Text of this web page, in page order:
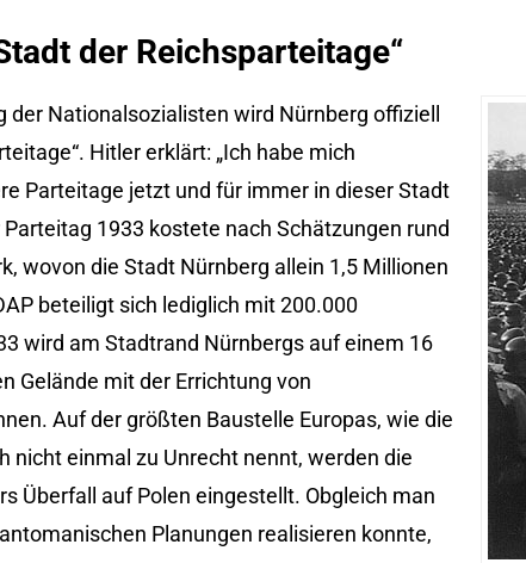
der Reichsparteitage“
Nationalsozialisten wird Nürnberg offiziell
Hitler erklärt: „Ich habe mich
Parteitage jetzt und für immer in dieser Stadt
1933 kostete nach Schätzungen rund
wovon die Stadt Nürnberg allein 1,5 Millionen
beteiligt sich lediglich mit 200.000
wird am Stadtrand Nürnbergs auf einem 16
Gelände mit der Errichtung von
Auf der größten Baustelle Europas, wie die
nicht einmal zu Unrecht nennt, werden die
Überfall auf Polen eingestellt. Obgleich man
Planungen realisieren konnte,